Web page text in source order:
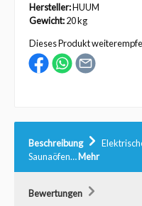
Hersteller:HUUM
Gewicht:20 kg
Dieses Produkt
Beschreibung
Saunaöfen…Mehr
Bewertungen